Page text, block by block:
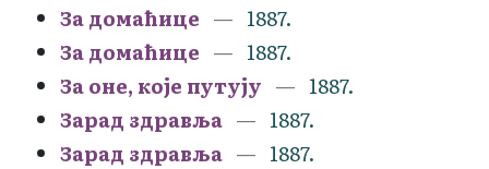
За домаћице
1887.
За домаћице
1887.
За оне, које путују
1887.
Зарад здравља
1887.
Зарад здравља
1887.